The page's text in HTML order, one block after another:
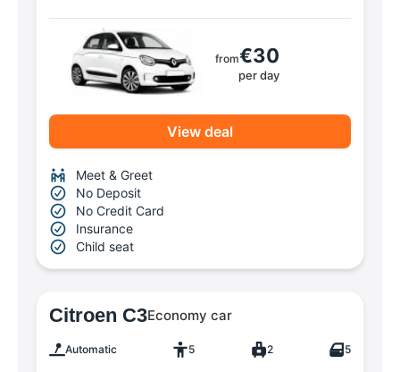
from€30
per day
View deal
Meet & Greet
No Deposit
No Credit Card
Insurance
Child seat
Citroen C3Economy car
Automatic 5 2 5